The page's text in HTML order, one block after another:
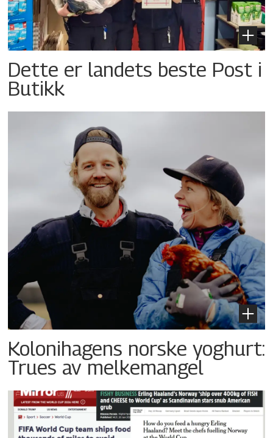
Dette er landets beste Post i
Butikk
Kolonihagens norske yoghurt:
Trues av melkemangel